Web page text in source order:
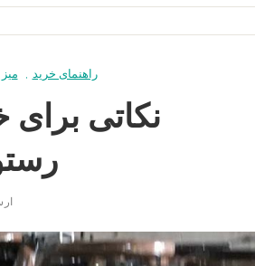
راهنمای خرید
نکاتی